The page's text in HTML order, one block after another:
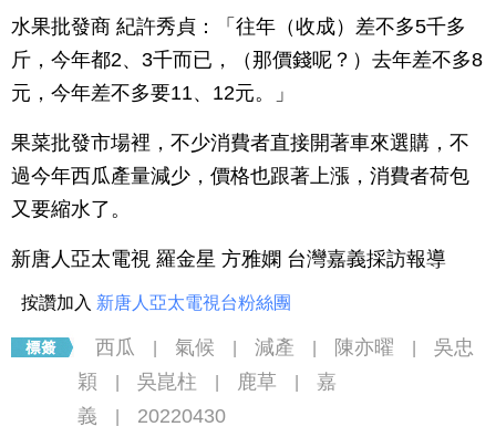
水果批發商 紀許秀貞：「往年（收成）差不多5千多
斤，今年都2、3千而已，（那價錢呢？）去年差不多8
元，今年差不多要11、12元。」
果菜批發市場裡，不少消費者直接開著車來選購，不
過今年西瓜產量減少，價格也跟著上漲，消費者荷包
又要縮水了。
新唐人亞太電視 羅金星 方雅嫻 台灣嘉義採訪報導
按讚加入 新唐人亞太電視台粉絲團
西瓜 氣候 減產 陳亦曜
吳忠
穎
吳崑柱 鹿草
嘉
義
20220430